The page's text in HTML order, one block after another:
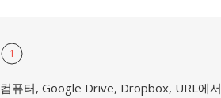
1
컴퓨터, Google Drive, Dropbox, URL에서